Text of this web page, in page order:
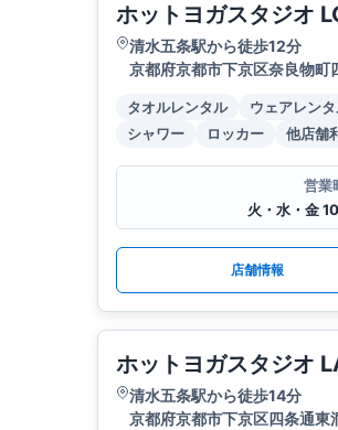
ホットヨガスタジオ
清水五条駅から徒歩12分
京都府京都市下京区奈良物
タオルレンタル ウェアレン
シャワー
ロッカー 他店舗
営業
火・水・金
店舗情報
ホットヨガスタジオ
清水五条駅から徒歩14分
京都府京都市下京区四条通